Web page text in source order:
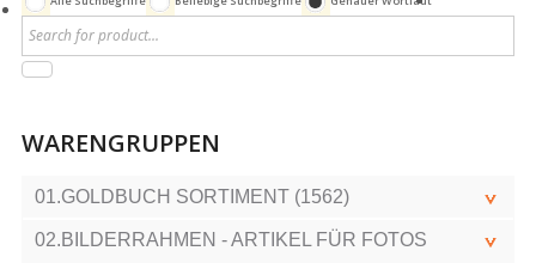
WARENGRUPPEN
01.GOLDBUCH SORTIMENT (1562)
02.BILDERRAHMEN - ARTIKEL FÜR FOTOS